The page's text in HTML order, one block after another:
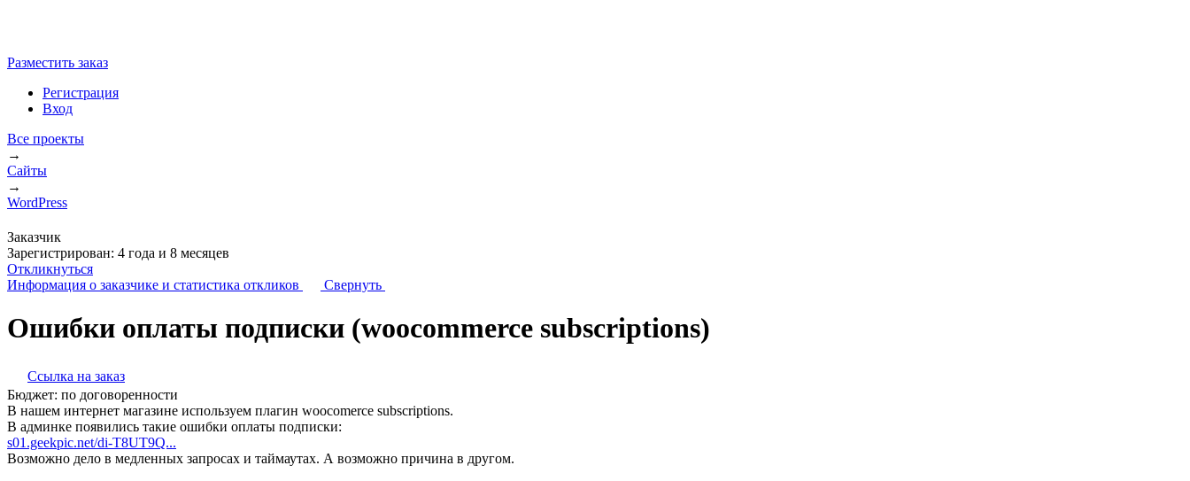
Разместить заказ
Регистрация
Вход
Все проекты
→
Сайты
→
WordPress
Заказчик
Зарегистрирован: 4 года и 8 месяцев
Откликнуться
Информация о заказчике и статистика откликов Свернуть
Ошибки оплаты подписки (woocommerce subscriptions)
Ссылка на заказ
Бюджет: по договоренности
В нашем интернет магазине используем плагин woocomerce subscriptions.
В админке появились такие ошибки оплаты подписки:
s01.geekpic.net/di-T8UT9Q...
Возможно дело в медленных запросах и таймаутах. А возможно причина в другом.